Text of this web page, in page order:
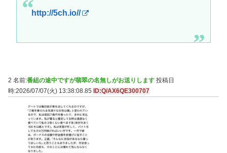
http://5ch.io//
2 名前:番組の途中ですが翡翠の名無しがお送りします 投稿日
時:2026/07/07(火) 13:38:08.85
ID:Q/AX6QE300707